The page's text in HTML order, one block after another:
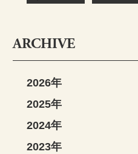
ARCHIVE
2026年
2025年
2024年
2023年